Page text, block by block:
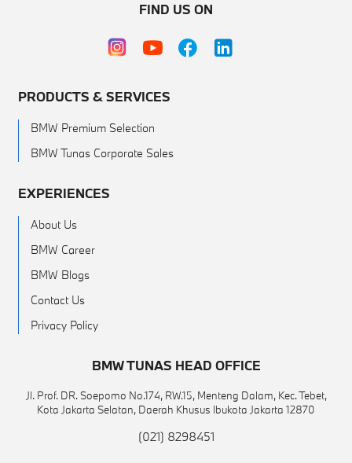
FIND US ON
PRODUCTS & SERVICES
BMW Premium Selection
BMW Tunas Corporate Sales
EXPERIENCES
About Us
BMW Career
BMW Blogs
Contact Us
Privacy Policy
BMW TUNAS HEAD OFFICE
Jl. Prof. DR. Soepomo No.174, RW.15, Menteng Dalam, Kec. Tebet,
Kota Jakarta Selatan, Daerah Khusus Ibukota Jakarta 12870
(021) 8298451